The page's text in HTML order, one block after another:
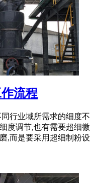
流程
行业域所需求的细度不
度调节,也有需要超细微
,而是要采用超细制粉设